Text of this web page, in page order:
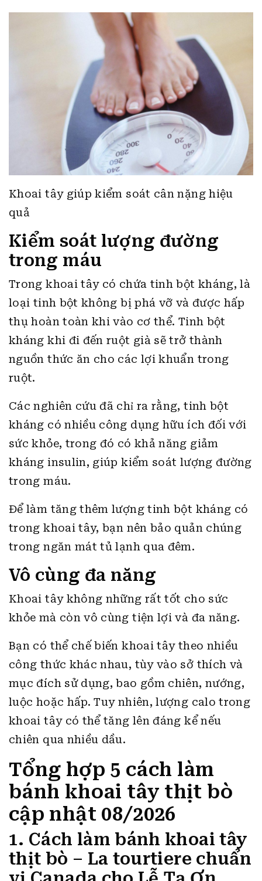
Khoai tây giúp kiểm soát cân nặng hiệu
quả
Kiểm soát lượng đường
trong máu
Trong khoai tây có chứa tinh bột kháng, là
loại tinh bột không bị phá vỡ và được hấp
thụ hoàn toàn khi vào cơ thể. Tinh bột
kháng khi đi đến ruột già sẽ trở thành
nguồn thức ăn cho các lợi khuẩn trong
ruột.
Các nghiên cứu đã chỉ ra rằng, tinh bột
kháng có nhiều công dụng hữu ích đối với
sức khỏe, trong đó có khả năng giảm
kháng insulin, giúp kiểm soát lượng đường
trong máu.
Để làm tăng thêm lượng tinh bột kháng có
trong khoai tây, bạn nên bảo quản chúng
trong ngăn mát tủ lạnh qua đêm.
Vô cùng đa năng
Khoai tây không những rất tốt cho sức
khỏe mà còn vô cùng tiện lợi và đa năng.
Bạn có thể chế biến khoai tây theo nhiều
công thức khác nhau, tùy vào sở thích và
mục đích sử dụng, bao gồm chiên, nướng,
luộc hoặc hấp. Tuy nhiên, lượng calo trong
khoai tây có thể tăng lên đáng kể nếu
chiên qua nhiều dầu.
Tổng hợp 5 cách làm
bánh khoai tây thịt bò
cập nhật 08/2026
1. Cách làm bánh khoai tây
thịt bò – La tourtiere chuẩn